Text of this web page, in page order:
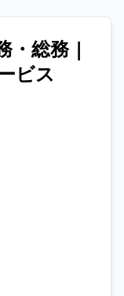
・総務 |
ビス